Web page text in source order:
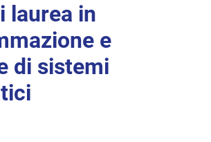
laurea in
e
di sistemi